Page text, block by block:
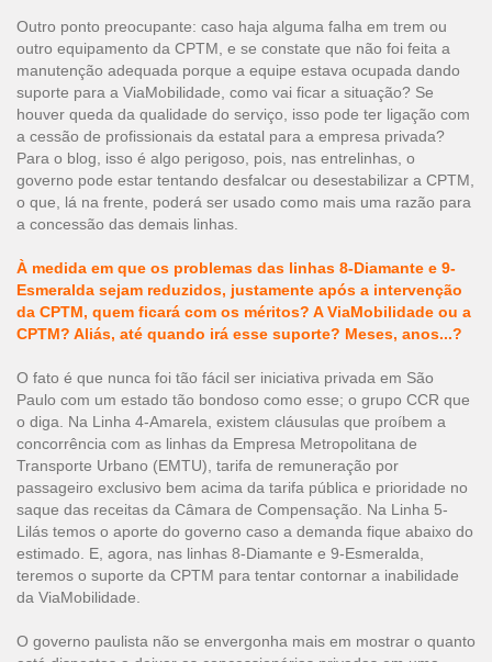
Outro ponto preocupante: caso haja alguma falha em trem ou
outro equipamento da CPTM, e se constate que não foi feita a
manutenção adequada porque a equipe estava ocupada dando
suporte para a ViaMobilidade, como vai ficar a situação? Se
houver queda da qualidade do serviço, isso pode ter ligação com
a cessão de profissionais da estatal para a empresa privada?
Para o blog, isso é algo perigoso, pois, nas entrelinhas, o
governo pode estar tentando desfalcar ou desestabilizar a CPTM,
o que, lá na frente, poderá ser usado como mais uma razão para
a concessão das demais linhas.
À medida em que os problemas das linhas 8-Diamante e 9-
Esmeralda sejam reduzidos, justamente após a intervenção
da CPTM, quem ficará com os méritos? A ViaMobilidade ou a
CPTM? Aliás, até quando irá esse suporte? Meses, anos...?
O fato é que nunca foi tão fácil ser iniciativa privada em São
Paulo com um estado tão bondoso como esse; o grupo CCR que
o diga. Na Linha 4-Amarela, existem cláusulas que proíbem a
concorrência com as linhas da Empresa Metropolitana de
Transporte Urbano (EMTU), tarifa de remuneração por
passageiro exclusivo bem acima da tarifa pública e prioridade no
saque das receitas da Câmara de Compensação. Na Linha 5-
Lilás temos o aporte do governo caso a demanda fique abaixo do
estimado. E, agora, nas linhas 8-Diamante e 9-Esmeralda,
teremos o suporte da CPTM para tentar contornar a inabilidade
da ViaMobilidade.
O governo paulista não se envergonha mais em mostrar o quanto